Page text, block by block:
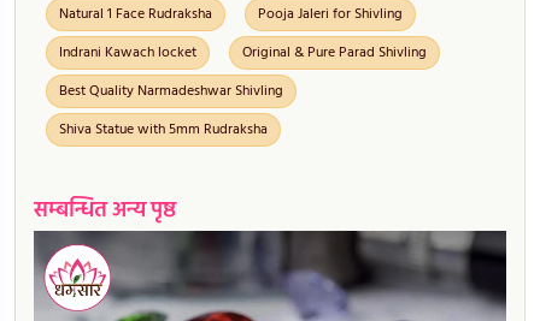
Natural 1 Face Rudraksha
Pooja Jaleri for Shivling
Indrani Kawach locket
Original & Pure Parad Shivling
Best Quality Narmadeshwar Shivling
Shiva Statue with 5mm Rudraksha
सम्बन्धित अन्य पृष्ठ